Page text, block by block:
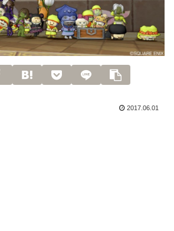
2017.06.01